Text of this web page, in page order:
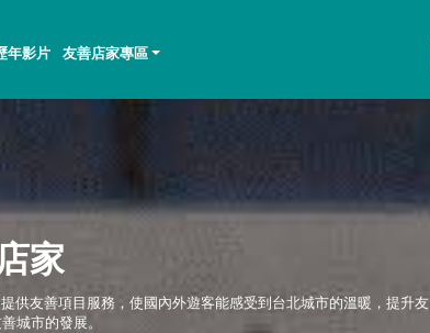
年影片 友善店家專區
家
供友善項目服務，使國內外遊客能感受到台北城市的溫暖，提升友
城市的發展。